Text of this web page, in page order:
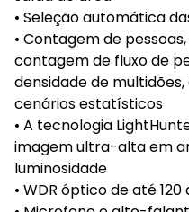
• Seleção automática
• Contagem de
contagem de fluxo de
densidade de
cenários estatísticos
• A tecnologia
imagem ultra-alta em
luminosidade
• WDR óptico de até